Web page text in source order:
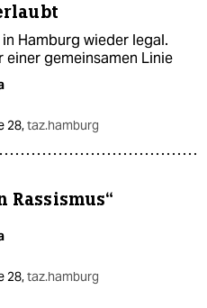
Hamburg wieder legal.
gemeinsamen Linie
28,taz.hamburg
Rassismus“
28,taz.hamburg